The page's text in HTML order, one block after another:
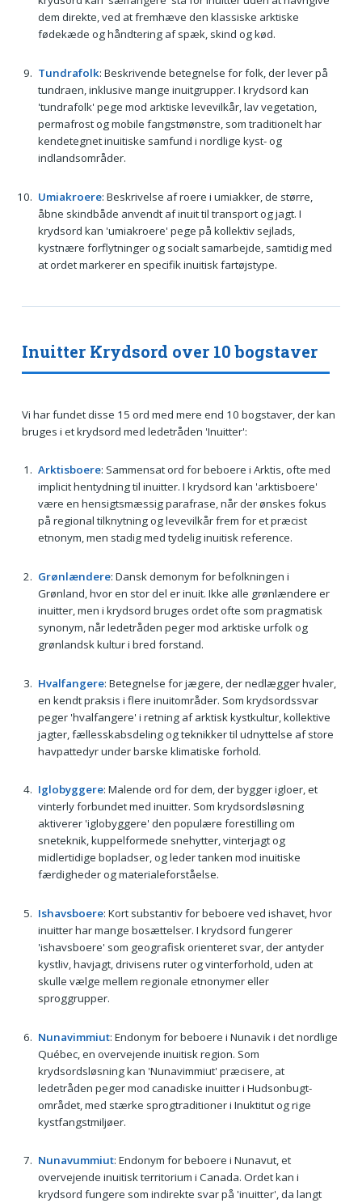
dem direkte, ved at fremhæve den klassiske arktiske
fødekæde og håndtering af spæk, skind og kød.
Tundrafolk: Beskrivende betegnelse for folk, der lever på
tundraen, inklusive mange inuitgrupper. I krydsord kan
'tundrafolk' pege mod arktiske levevilkår, lav vegetation,
permafrost og mobile fangstmønstre, som traditionelt har
kendetegnet inuitiske samfund i nordlige kyst- og
indlandsområder.
Umiakroere: Beskrivelse af roere i umiakker, de større,
åbne skindbåde anvendt af inuit til transport og jagt. I
krydsord kan 'umiakroere' pege på kollektiv sejlads,
kystnære forflytninger og socialt samarbejde, samtidig med
at ordet markerer en specifik inuitisk fartøjstype.
Inuitter Krydsord over 10 bogstaver
Vi har fundet disse 15 ord med mere end 10 bogstaver, der kan
bruges i et krydsord med ledetråden 'Inuitter':
Arktisboere: Sammensat ord for beboere i Arktis, ofte med
implicit hentydning til inuitter. I krydsord kan 'arktisboere'
være en hensigtsmæssig parafrase, når der ønskes fokus
på regional tilknytning og levevilkår frem for et præcist
etnonym, men stadig med tydelig inuitisk reference.
Grønlændere: Dansk demonym for befolkningen i
Grønland, hvor en stor del er inuit. Ikke alle grønlændere er
inuitter, men i krydsord bruges ordet ofte som pragmatisk
synonym, når ledetråden peger mod arktiske urfolk og
grønlandsk kultur i bred forstand.
Hvalfangere: Betegnelse for jægere, der nedlægger hvaler,
en kendt praksis i flere inuitområder. Som krydsordssvar
peger 'hvalfangere' i retning af arktisk kystkultur, kollektive
jagter, fællesskabsdeling og teknikker til udnyttelse af store
havpattedyr under barske klimatiske forhold.
Iglobyggere: Malende ord for dem, der bygger igloer, et
vinterly forbundet med inuitter. Som krydsordsløsning
aktiverer 'iglobyggere' den populære forestilling om
sneteknik, kuppelformede snehytter, vinterjagt og
midlertidige bopladser, og leder tanken mod inuitiske
færdigheder og materialeforståelse.
Ishavsboere: Kort substantiv for beboere ved ishavet, hvor
inuitter har mange bosættelser. I krydsord fungerer
'ishavsboere' som geografisk orienteret svar, der antyder
kystliv, havjagt, drivisens ruter og vinterforhold, uden at
skulle vælge mellem regionale etnonymer eller
sproggrupper.
Nunavimmiut: Endonym for beboere i Nunavik i det nordlige
Québec, en overvejende inuitisk region. Som
krydsordsløsning kan 'Nunavimmiut' præcisere, at
ledetråden peger mod canadiske inuitter i Hudsonbugt-
området, med stærke sprogtraditioner i Inuktitut og rige
kystfangstmiljøer.
Nunavummiut: Endonym for beboere i Nunavut, et
overvejende inuitisk territorium i Canada. Ordet kan i
krydsord fungere som indirekte svar på 'inuitter', da langt